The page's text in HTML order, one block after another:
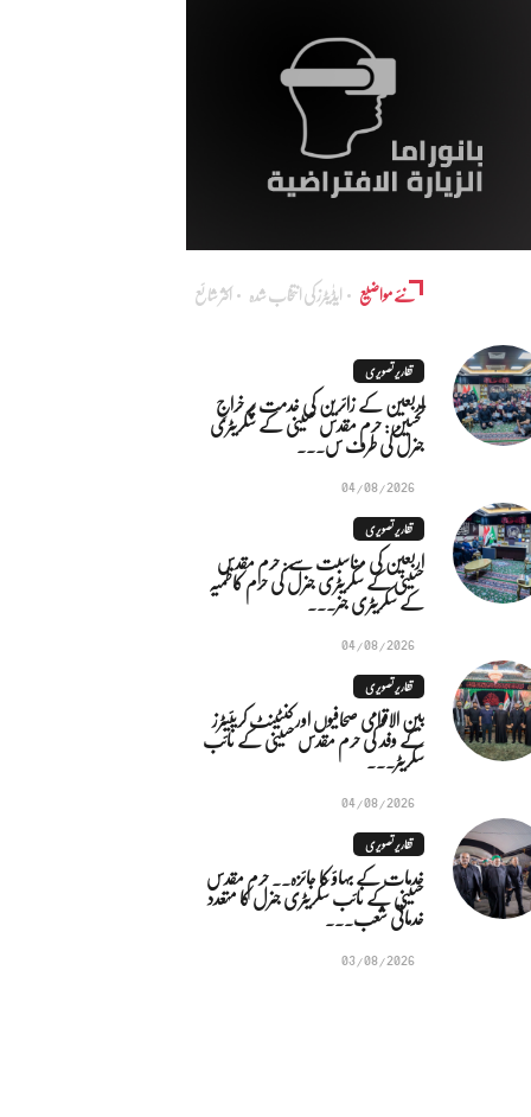
نئے مواضیع ایڈٰیٹرز کی انتخاب شدہ اکثر شائع
تقاریر تصویری
اربعین کے زائرین کی خدمت پر خراجِ
تحسین: حرم مقدس حسینی کے سکریٹری
جنرل کی طرف س...
04/08/2026
تقاریر تصویری
اربعین کی مناسبت سے: حرم مقدس
حسینی کے سکریٹری جنرل کی حرم کاظمیہ
کے سکریٹری جنر...
04/08/2026
تقاریر تصویری
بین الاقوامی صحافیوں اور کنٹینٹ کریئیٹرز
کے وفد کی حرم مقدس حسینی کے نائب
سکریٹر...
04/08/2026
تقاریر تصویری
خدمات کے بہاؤ کا جائزہ.. حرم مقدس
حسینی کے نائب سکریٹری جنرل کا متعدد
خدماتی شعب...
03/08/2026